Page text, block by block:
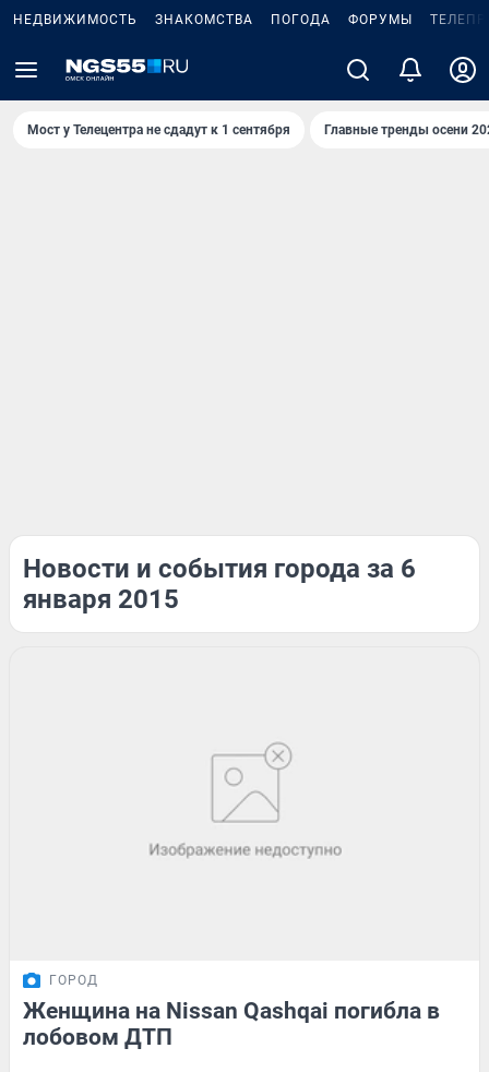
НЕДВИЖИМОСТЬ ЗНАКОМСТВА ПОГОДА ФОРУМЫ
Мост у Телецентра не сдадут к 1 сентября Главные тренды осени
Новости и события города за 6
января 2015
ГОРОД
Женщина на Nissan Qashqai погибла в
лобовом ДТП